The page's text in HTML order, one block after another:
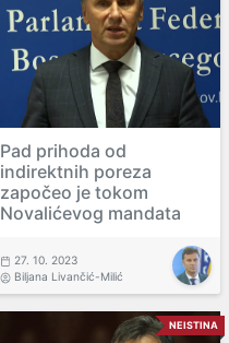
Pad prihoda od
indirektnih poreza
započeo je tokom
Novalićevog mandata
27. 10. 2023
Biljana Livančić-Milić
NEISTINA